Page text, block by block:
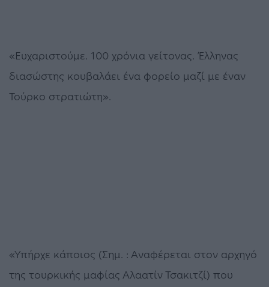
«Ευχαριστούμε. 100 χρόνια γείτονας. Έλληνας
διασώστης κουβαλάει ένα φορείο μαζί με έναν
Τούρκο στρατιώτη».
«Υπήρχε κάποιος (Σημ. : Αναφέρεται στον αρχηγό
της τουρκικής μαφίας Αλαατίν Τσακιτζί) που